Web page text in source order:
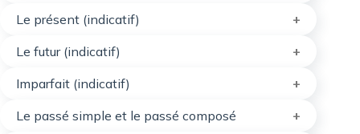
Le présent (indicatif)
Le futur (indicatif)
Imparfait (indicatif)
Le passé simple et le passé composé